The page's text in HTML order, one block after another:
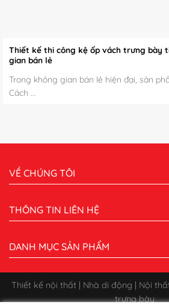
Thiết kế thi công kệ ốp vách trưng bày
gian bán lẻ
Trong không gian bán lẻ hiện đại, sản
Cách ...
VỀ CHÚNG TÔI
THÔNG TIN LIÊN HỆ
DANH MỤC SẢN PHẨM
Thiết kế nội thất | Nhà di động | Nội
trưng bày